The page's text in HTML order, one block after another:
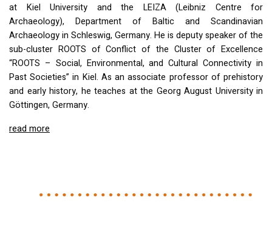
at Kiel University and the LEIZA(Leibniz Centre for
Archaeology), Department of Baltic and Scandinavian
Archaeology in Schleswig, Germany. He is deputy speaker of the
sub-cluster ROOTS of Conflict of the Cluster of Excellence
“ROOTS – Social, Environmental, and Cultural Connectivity in
Past Societies” in Kiel. As an associate professor of prehistory
and early history, he teaches at the Georg August University in
Göttingen, Germany.
read more